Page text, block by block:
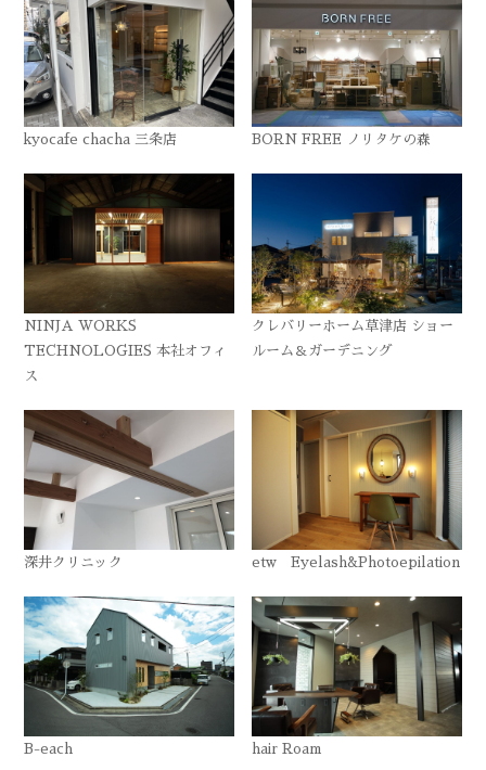
kyocafe chacha 三条店 BORN FREE ノリタケの森
NINJA WORKS
TECHNOLOGIES 本社オフィ
ス
クレバリーホーム草津店 ショー
ルーム＆ガーデニング
深井クリニック etw Eyelash&Photoepilation
B-each hair Roam